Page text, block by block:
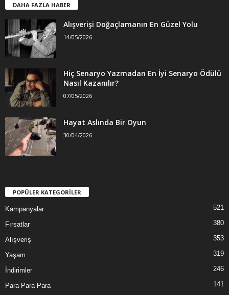
DAHA FAZLA HABER
Alışverişi Doğaçlamanın En Güzel Yolu
14/05/2026
Hiç Senaryo Yazmadan En İyi Senaryo Ödülü
Nasıl Kazanılır?
07/05/2026
Hayat Aslında Bir Oyun
30/04/2026
POPÜLER KATEGORİLER
Kampanyalar 521
Fırsatlar 380
Alışveriş 353
Yaşam 319
İndirimler 246
Para Para Para 141